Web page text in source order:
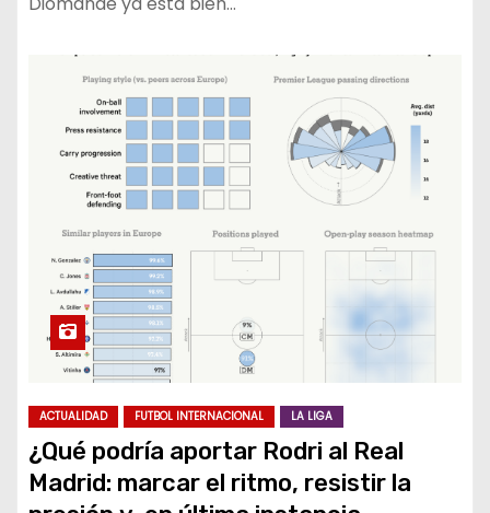
ACTUALIDAD FUTBOL INTERNACIONAL LA LIGA
¿Qué podría aportar Rodri al Real
Madrid: marcar el ritmo, resistir la